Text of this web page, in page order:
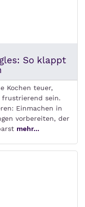
So klappt
Kochen teuer,
frustrierend sein.
Einmachen in
vorbereiten, der
mehr...